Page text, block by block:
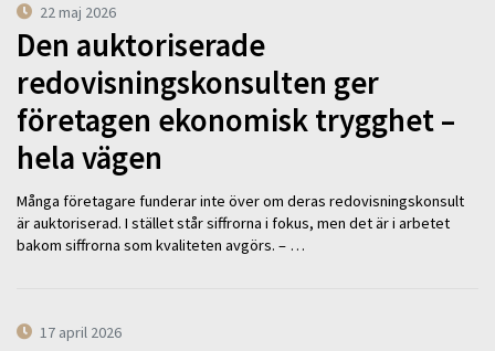
22 maj 2026
Den auktoriserade
redovisningskonsulten ger
företagen ekonomisk trygghet –
hela vägen
Många företagare funderar inte över om deras redovisningskonsult
är auktoriserad. I stället står siffrorna i fokus, men det är i arbetet
bakom siffrorna som kvaliteten avgörs. – …
17 april 2026